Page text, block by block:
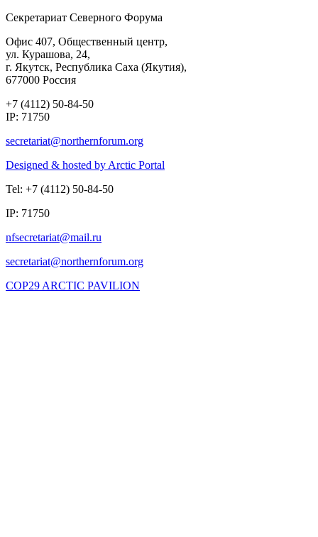
Секретариат Северного Форума
Офис 407, Общественный центр,
ул. Курашова, 24,
г. Якутск, Республика Саха (Якутия),
677000 Россия
+7 (4112) 50-84-50
IP: 71750
Designed & hosted by Arctic Portal
Tel: +7 (4112) 50-84-50
IP: 71750
COP29 ARCTIC PAVILION